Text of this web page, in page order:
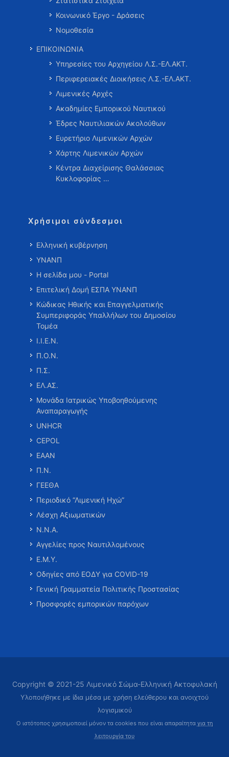
Κοινωνικό Έργο - Δράσεις
Νομοθεσία
ΕΠΙΚΟΙΝΩΝΙΑ
Υπηρεσίες του Αρχηγείου Λ.Σ.-ΕΛ.ΑΚΤ.
Περιφερειακές Διοικήσεις Λ.Σ.-ΕΛ.ΑΚΤ.
Λιμενικές Αρχές
Ακαδημίες Εμπορικού Ναυτικού
Έδρες Ναυτιλιακών Ακολούθων
Ευρετήριο Λιμενικών Αρχών
Χάρτης Λιμενικών Αρχών
Κέντρα Διαχείρισης Θαλάσσιας
Κυκλοφορίας …
Χρήσιμοι σύνδεσμοι
Ελληνική κυβέρνηση
ΥΝΑΝΠ
Η σελίδα μου - Portal
Επιτελική Δομή ΕΣΠΑ ΥΝΑΝΠ
Κώδικας Ηθικής και Επαγγελματικής
Συμπεριφοράς Υπαλλήλων του Δημοσίου
Τομέα
Ι.Ι.Ε.Ν.
Π.Ο.Ν.
Π.Σ.
ΕΛ.ΑΣ.
Μονάδα Ιατρικώς Υποβοηθούμενης
Αναπαραγωγής
UNHCR
CEPOL
ΕΑΑΝ
Π.Ν.
ΓΕΕΘΑ
Περιοδικό “Λιμενική Ηχώ”
Λέσχη Αξιωματικών
Ν.Ν.Α.
Αγγελίες προς Ναυτιλλομένους
Ε.Μ.Υ.
Οδηγίες από ΕΟΔΥ για COVID-19
Γενική Γραμματεία Πολιτικής Προστασίας
Προσφορές εμπορικών παρόχων
Copyright © 2021-25 Λιμενικό Σώμα-Ελληνική Ακτοφυλακή
Υλοποιήθηκε με ίδια μέσα με χρήση ελεύθερου και ανοιχτού
λογισμικού
Ο ιστότοπος χρησιμοποιεί μόνον τα cookies που είναι απαραίτητα για τη
λειτουργία του